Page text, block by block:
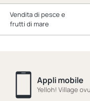
Vendita di pesce e
frutti di mare
Appli mobile
Yelloh! Village